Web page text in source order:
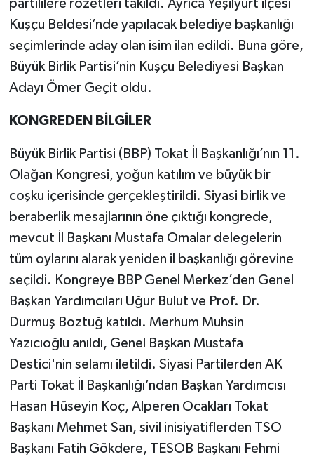
partililere rozetleri takıldı. Ayrıca Yeşilyurt ilçesi
Kuşçu Beldesi’nde yapılacak belediye başkanlığı
seçimlerinde aday olan isim ilan edildi. Buna göre,
Büyük Birlik Partisi’nin Kuşçu Belediyesi Başkan
Adayı Ömer Geçit oldu.
KONGREDEN BİLGİLER
Büyük Birlik Partisi (BBP) Tokat İl Başkanlığı’nın 11.
Olağan Kongresi, yoğun katılım ve büyük bir
coşku içerisinde gerçekleştirildi. Siyasi birlik ve
beraberlik mesajlarının öne çıktığı kongrede,
mevcut İl Başkanı Mustafa Omalar delegelerin
tüm oylarını alarak yeniden il başkanlığı görevine
seçildi. Kongreye BBP Genel Merkez’den Genel
Başkan Yardımcıları Uğur Bulut ve Prof. Dr.
Durmuş Boztuğ katıldı. Merhum Muhsin
Yazıcıoğlu anıldı, Genel Başkan Mustafa
Destici'nin selamı iletildi. Siyasi Partilerden AK
Parti Tokat İl Başkanlığı’ndan Başkan Yardımcısı
Hasan Hüseyin Koç, Alperen Ocakları Tokat
Başkanı Mehmet San, sivil inisiyatiflerden TSO
Başkanı Fatih Gökdere, TESOB Başkanı Fehmi